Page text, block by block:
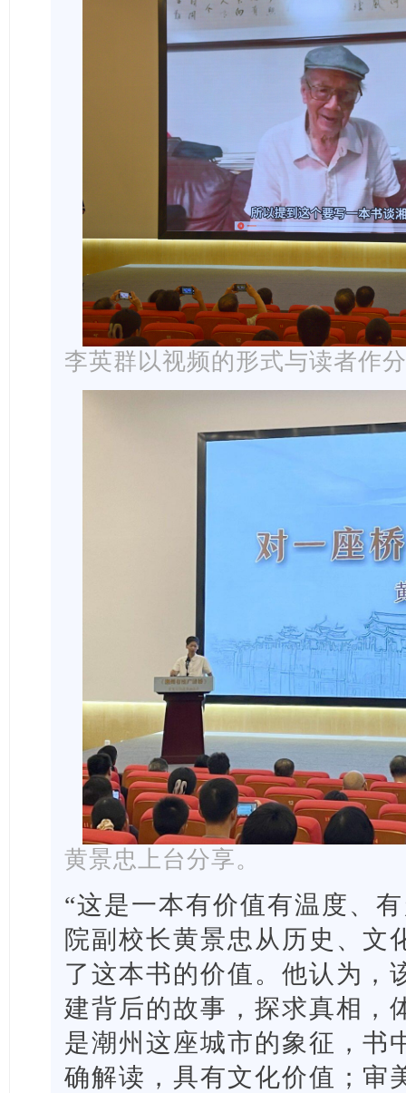
李英群以视频的形式与读者作
黄景忠上台分享。
“这是一本有价值有温度、
院副校长黄景忠从历史、文
了这本书的价值。他认为，
建背后的故事，探求真相，
是潮州这座城市的象征，书
确解读，具有文化价值；审